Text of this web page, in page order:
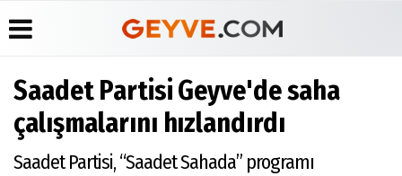
Üye Paneli
Haber
Anketler
Biyografiler
Köşe
Yazarları
Video
Galeri
Saadet Partisi Geyve'de saha
çalışmalarını hızlandırdı
Saadet Partisi, “Saadet Sahada” programı